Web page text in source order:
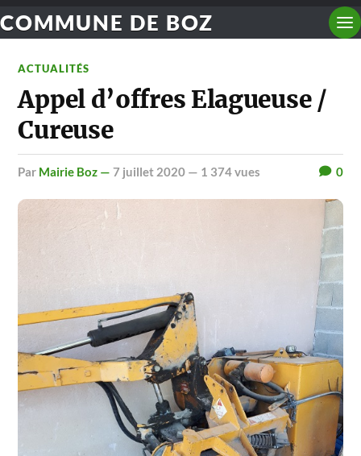
COMMUNE DE BOZ
ACTUALITÉS
Appel d’offres Elagueuse /
Cureuse
par Mairie Boz —7 juillet 2020 — 1 374 vues 0